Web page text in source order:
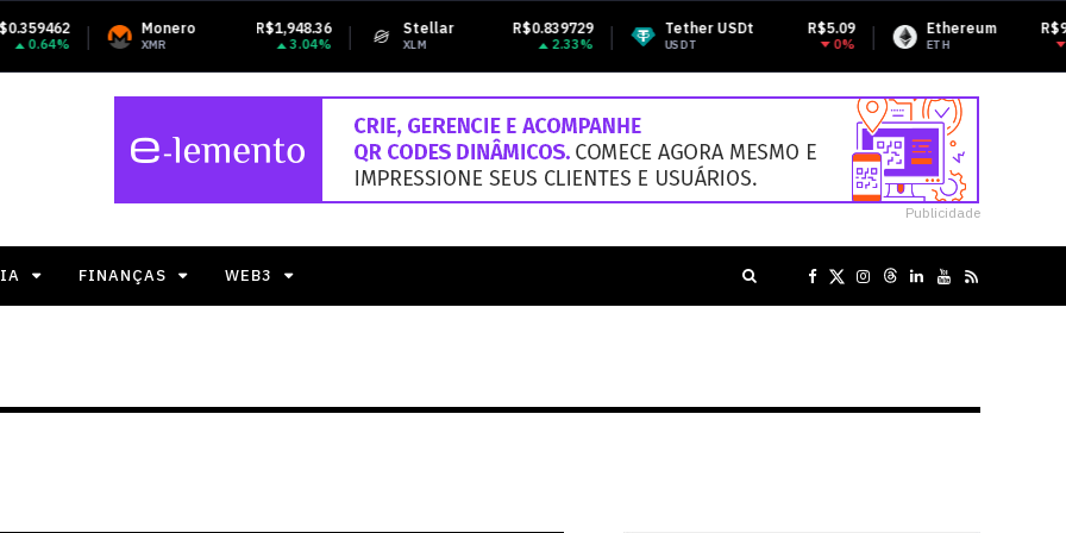
Monero R$1,948.36
XMR
Stellar R$0.839729
XLM
Tether USDt R$5.09
USDT
Ethereum R$9,777.57
ETH
Publicidade
FINANÇAS WEB3